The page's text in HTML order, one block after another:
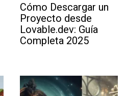
Cómo Descargar un
Proyecto desde
Lovable.dev: Guía
Completa 2025